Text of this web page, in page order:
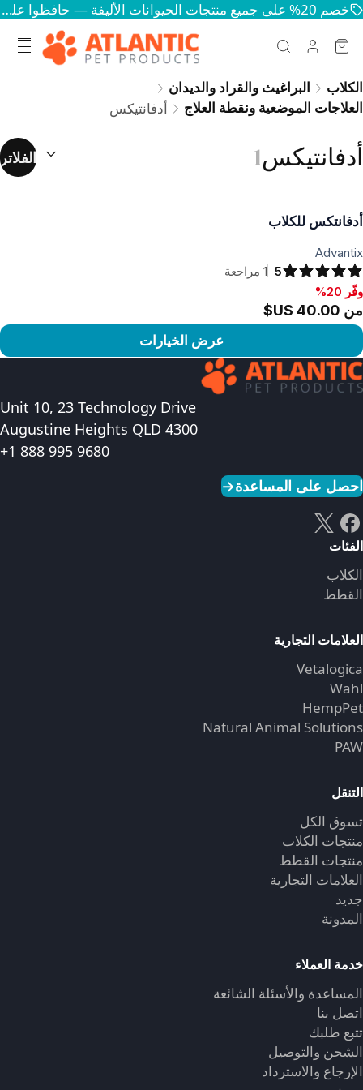
خصم 20% على جميع منتجات الحيوانات الأليفة — حافظوا على سعادة وصحة حيواناتكم
الكلاب
البراغيث والقراد والديدان
العلاجات الموضعية ونقطة العلاج
أدفانتيكس
أدفانتيكس1 ترتيب
الفلاتر
أدفانتكس للكلاب
Advantix
5
1 مراجعة
وفّر 20%, من ‏40.00 US$
وفّر 20%
من ‏40.00 US$
عرض الخيارات
عرض المنتج
Unit 10, 23 Technology Drive
Augustine Heights QLD 4300
+1 888 995 9680
احصل على المساعدة→
الفئات
الكلاب
القطط
العلامات التجارية
Vetalogica
Wahl
HempPet
Natural Animal Solutions
PAW
التنقل
تسوق الكل
منتجات الكلاب
منتجات القطط
العلامات التجارية
جديد
المدونة
خدمة العملاء
المساعدة والأسئلة الشائعة
اتصل بنا
تتبع طلبك
الشحن والتوصيل
الإرجاع والاسترداد